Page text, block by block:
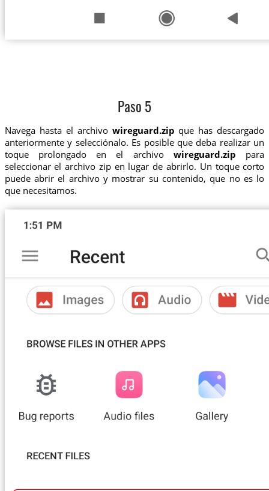
Paso 5
Navega hasta el archivo wireguard.zip que has descargado
anteriormente y selecciónalo. Es posible que deba realizar un
toque prolongado en el archivowireguard.zip para
seleccionar el archivo zip en lugar de abrirlo. Un toque corto
puede abrir el archivo y mostrar su contenido, que no es lo
que necesitamos.